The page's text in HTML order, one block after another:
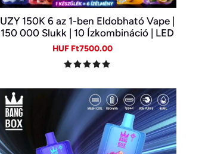
UZY 150K 6 az 1-ben Eldobható Vape |
150 000 Slukk | 10 Ízkombináció | LED
Kijelző | Type-C Újratölthető E-cigi
Sale
HUF Ft7500.00